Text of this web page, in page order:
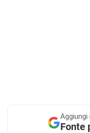
Aggiungi
Fonte